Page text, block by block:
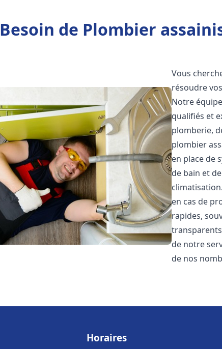
Besoin de Plombier
Vous
résoudre
Notre
qualifiés et
plomberie,
plombier
en place de
de bain et
en cas de
rapides,
de notre
de nos
Horaires